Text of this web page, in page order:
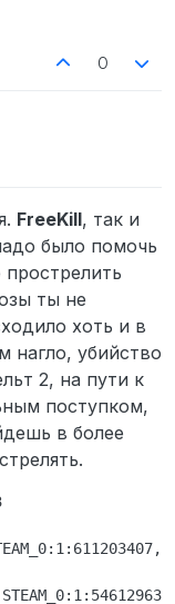
0
FreeKill, так и
было помочь
ты не
хоть и в
нагло, убийство
2, на пути к
поступком,
в более